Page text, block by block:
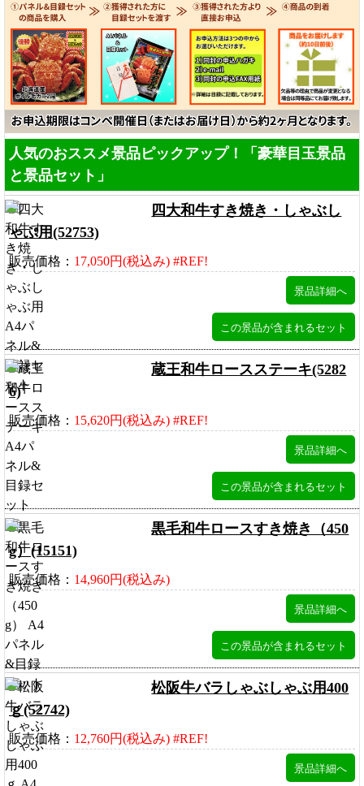
人気のおススメ景品ピックアップ！「豪華目玉景品
と景品セット」
四大和牛すき焼き・しゃぶし
ゃぶ用(52753)
販売価格： 17,050円(税込み) #REF!
蔵王和牛ロースステーキ(5282
6)
販売価格： 15,620円(税込み) #REF!
黒毛和牛ロースすき焼き（450
g）(15151)
販売価格： 14,960円(税込み)
松阪牛バラしゃぶしゃぶ用400
ｇ(52742)
販売価格： 12,760円(税込み) #REF!